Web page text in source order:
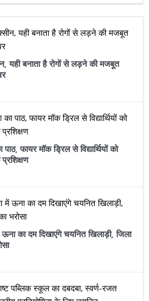
यही बनाता है रोगों से लड़ने की मजबूत
फायर मॉक ड्रिल से विद्यार्थियों को
ऊना का दम दिखाएंगे चयनित खिलाड़ी, जिला